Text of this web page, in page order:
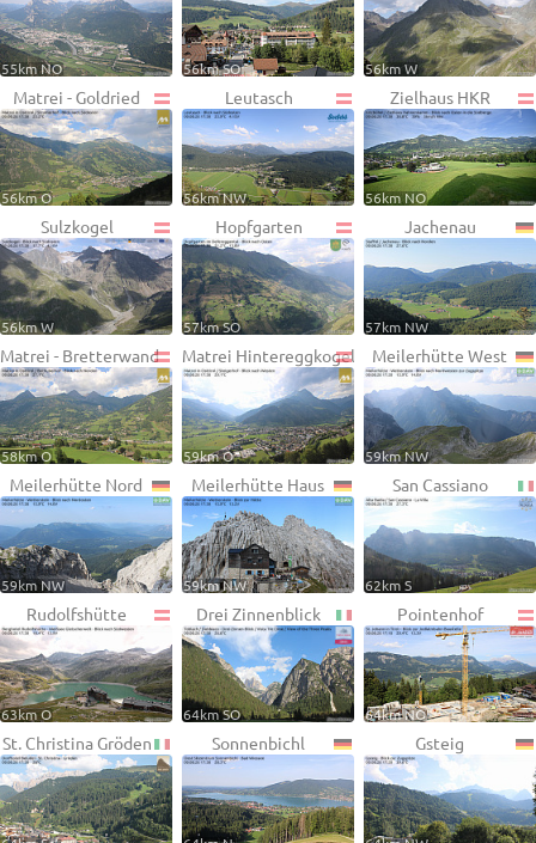
55km NO 56km SO 56km W
Matrei - Goldried
56km O
Leutasch
56km NW
Zielhaus HKR
56km NO
Sulzkogel
56km W
Hopfgarten
57km SO
Jachenau
57km NW
Matrei - Bretterwand
58km O
Matrei Hintereggkogel
59km O
Meilerhütte West
59km NW
Meilerhütte Nord
59km NW
Meilerhütte Haus
59km NW
San Cassiano
62km S
Rudolfshütte
63km O
Drei Zinnenblick
64km SO
Pointenhof
64km NO
St. Christina Gröden Sonnenbichl Gsteig